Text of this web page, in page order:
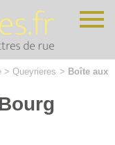
>Queyrieres > Boîte aux